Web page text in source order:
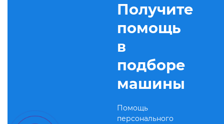
Получите
помощь
в
подборе
машины
Помощь
персонального